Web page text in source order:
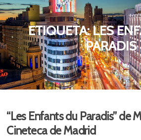
ETIQUETA:LES
PARADIS
“Les Enfants du Paradis” de
Cineteca de Madrid